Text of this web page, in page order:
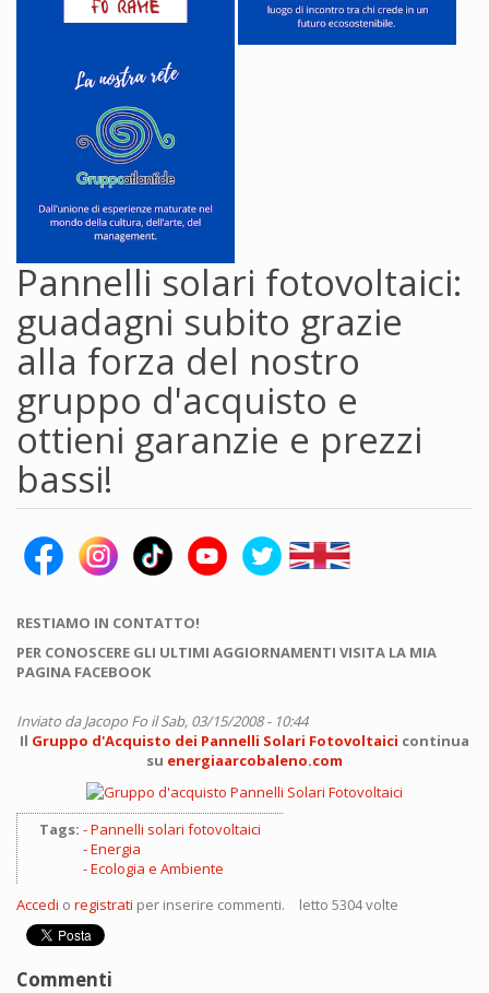
Pannelli solari fotovoltaici:
guadagni subito grazie
alla forza del nostro
gruppo d'acquisto e
ottieni garanzie e prezzi
bassi!
RESTIAMO IN CONTATTO!
PER CONOSCERE GLI ULTIMI AGGIORNAMENTI VISITA LA MIA
PAGINA FACEBOOK
Inviato daJacopo Fo il Sab, 03/15/2008 - 10:44
Il Gruppo d'Acquisto dei Pannelli Solari Fotovoltaici continua
su energiaarcobaleno.com
Tags:
Pannelli solari fotovoltaici
Energia
Ecologia e Ambiente
Accedi o registrati per inserire commenti. letto 5304 volte
Commenti